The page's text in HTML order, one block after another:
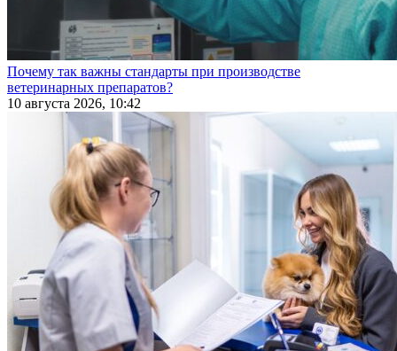
Почему так важны стандарты при производстве
ветеринарных препаратов?
10 августа 2026, 10:42